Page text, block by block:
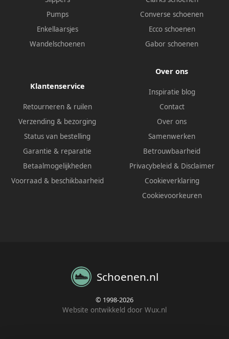
Pumps
Enkellaarsjes
Wandelschoenen
Converse schoenen
Ecco schoenen
Gabor schoenen
Klantenservice
Retourneren & ruilen
Verzending & bezorging
Status van bestelling
Garantie & reparatie
Betaalmogelijkheden
Voorraad & beschikbaarheid
Over ons
Inspiratie blog
Contact
Over ons
Samenwerken
Betrouwbaarheid
Privacybeleid & Disclaimer
Cookieverklaring
Cookievoorkeuren
Schoenen.nl
© 1998-2026
Website ontwikkeld door Wux.nl